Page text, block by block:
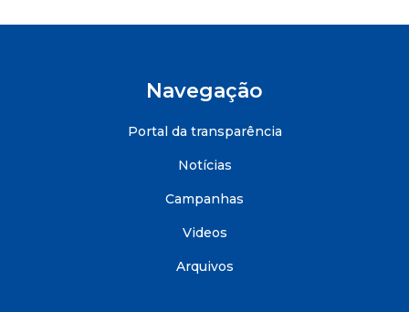
Navegação
Portal da transparência
Notícias
Campanhas
Videos
Arquivos